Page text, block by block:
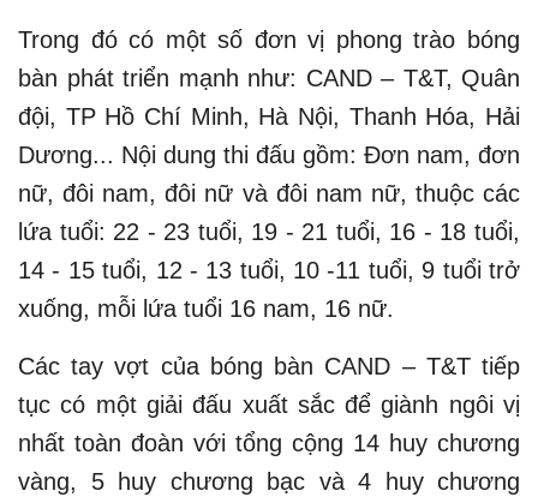
Trong đó có một số đơn vị phong trào bóng
bàn phát triển mạnh như: CAND – T&T, Quân
đội, TP Hồ Chí Minh, Hà Nội, Thanh Hóa, Hải
Dương... Nội dung thi đấu gồm: Đơn nam, đơn
nữ, đôi nam, đôi nữ và đôi nam nữ, thuộc các
lứa tuổi: 22 - 23 tuổi, 19 - 21 tuổi, 16 - 18 tuổi,
14 - 15 tuổi, 12 - 13 tuổi, 10 -11 tuổi, 9 tuổi trở
xuống, mỗi lứa tuổi 16 nam, 16 nữ.
Các tay vợt của bóng bàn CAND – T&T tiếp
tục có một giải đấu xuất sắc để giành ngôi vị
nhất toàn đoàn với tổng cộng 14 huy chương
vàng, 5 huy chương bạc và 4 huy chương